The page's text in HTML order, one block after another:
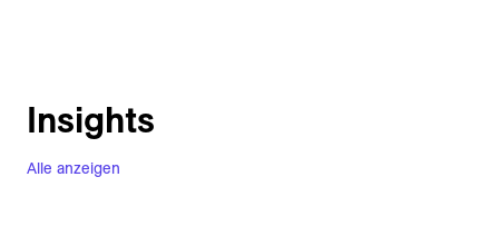
Alle anzeigen
Insights